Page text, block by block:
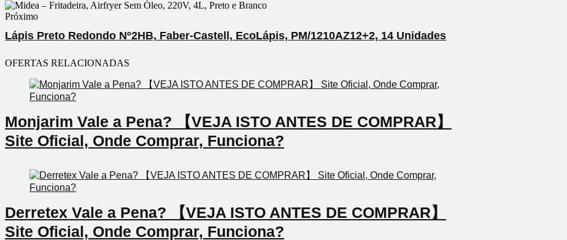
Próximo
Lápis Preto Redondo Nº2HB, Faber-Castell, EcoLápis, PM/1210AZ12+2, 14 Unidades
OFERTAS RELACIONADAS
Monjarim Vale a Pena? 【VEJA ISTO ANTES DE COMPRAR】
Site Oficial, Onde Comprar, Funciona?
Derretex Vale a Pena? 【VEJA ISTO ANTES DE COMPRAR】
Site Oficial, Onde Comprar, Funciona?